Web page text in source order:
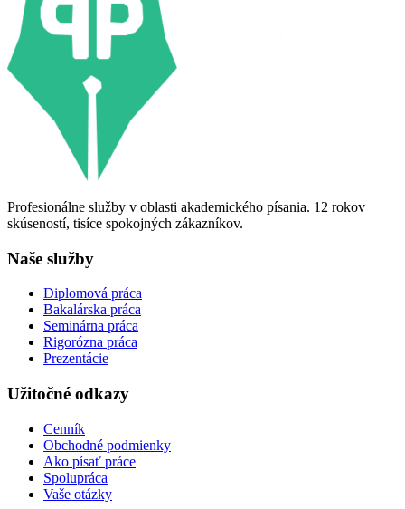
Profesionálne služby v oblasti akademického písania. 12 rokov
skúseností, tisíce spokojných zákazníkov.
Naše služby
Diplomová práca
Bakalárska práca
Seminárna práca
Rigorózna práca
Prezentácie
Užitočné odkazy
Cenník
Obchodné podmienky
Ako písať práce
Spolupráca
Vaše otázky